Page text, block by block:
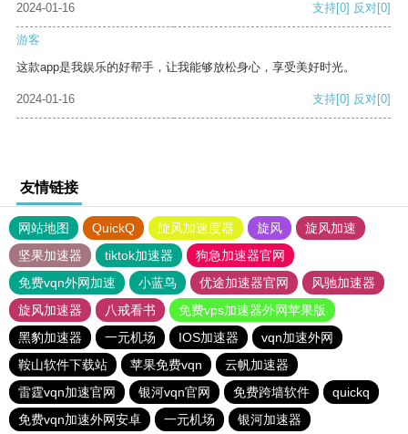
2024-01-16
支持[0] 反对[0]
游客
这款app是我娱乐的好帮手，让我能够放松身心，享受美好时光。
2024-01-16 支持[0] 反对[0]
友情链接
网站地图 QuickQ 旋风加速度器 旋风
旋风加速
坚果加速器
tiktok加速器
狗急加速器官网
免费vqn外网加速
小蓝鸟 优途加速器官网
风驰加速器
旋风加速器
八戒看书
免费vps加速器外网苹果版
黑豹加速器
一元机场 IOS加速器
vqn加速外网
鞍山软件下载站
苹果免费vqn
云帆加速器
雷霆vqn加速官网
银河vqn官网 免费跨墙软件
quickq
免费vqn加速外网安卓
一元机场 银河加速器